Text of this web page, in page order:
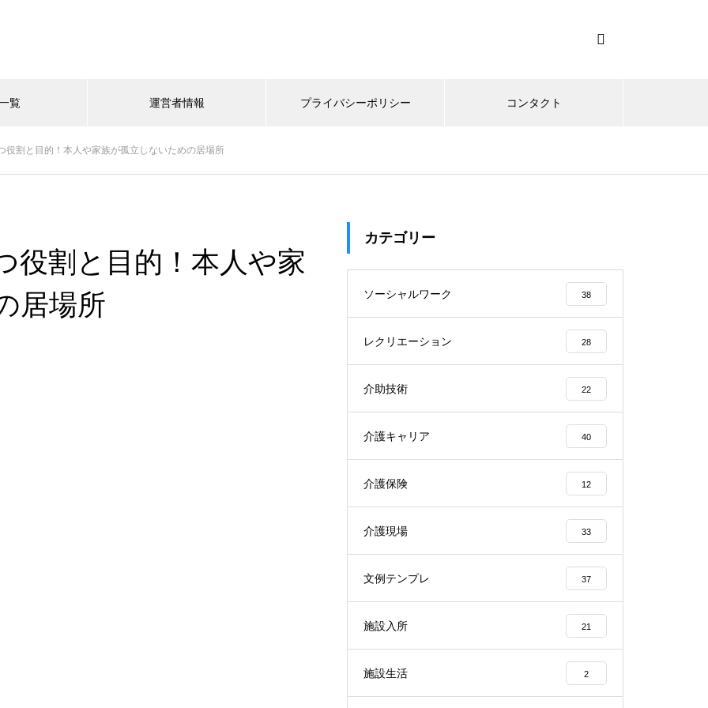
覧 運営者情報 プライバシーポリシー コンタクト
役割と目的！本人や家族が孤立しないための居場所
役割と目的！本人や家
居場所
カテゴリー
ソーシャルワーク 38
レクリエーション 28
介助技術 22
介護キャリア 40
介護保険 12
介護現場 33
文例テンプレ 37
施設入所 21
施設生活 2